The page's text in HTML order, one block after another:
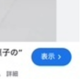
教室